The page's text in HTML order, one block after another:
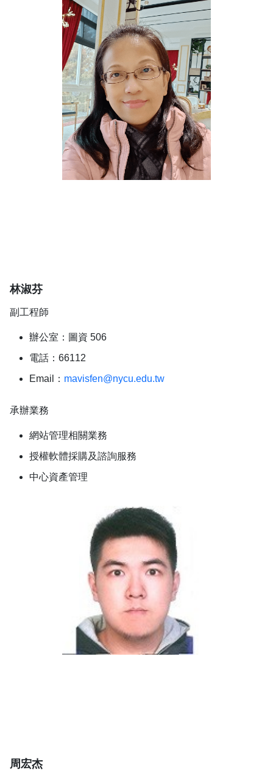
林淑芬
副工程師
辦公室：圖資 506
電話：66112
Email： mavisfen@nycu.edu.tw
承辦業務
網站管理相關業務
授權軟體採購及諮詢服務
中心資產管理
周宏杰